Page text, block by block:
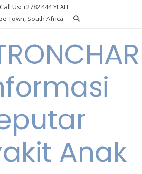
Call Us: +2782 444 YEAH
Town, South Africa
Anak